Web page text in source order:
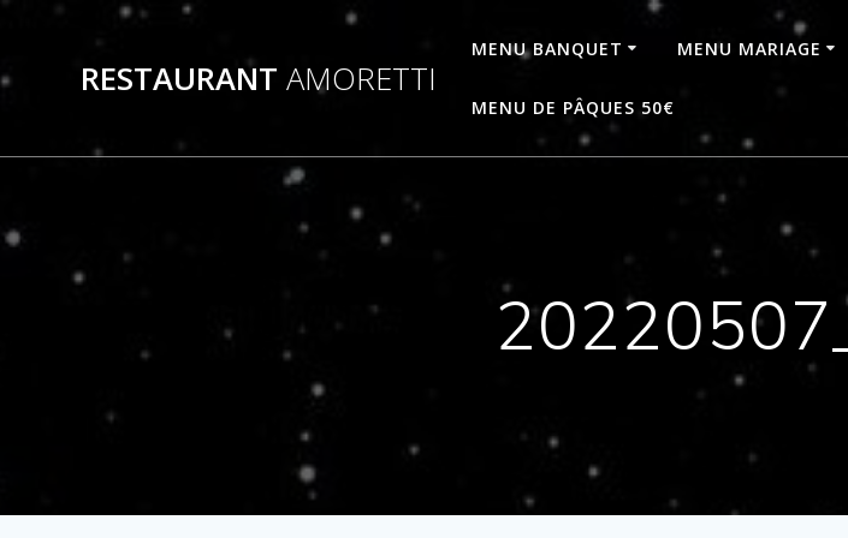
contenu
RESTAURANT AMORETTI
MENU BANQUET MENU MARIAGE
MENU DE PÂQUES 50€